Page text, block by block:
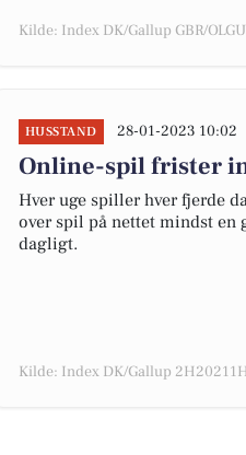
Kilde: Index DK/Gallup GBR/
HUSSTAND 28-01-2023 10:02
Online-spil frister
Hver uge spiller hver fjerde
over spil på nettet mindst en
dagligt.
Kilde: Index DK/Gallup